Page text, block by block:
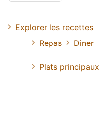
Explorer les recettes
Repas
Diner
Plats principaux